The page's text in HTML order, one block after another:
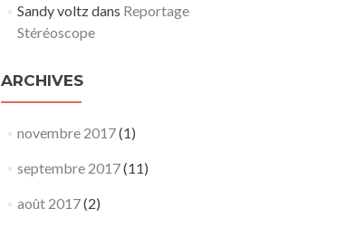
Sandy voltzdans Reportage
Stéréoscope
ARCHIVES
novembre 2017(1)
septembre 2017(11)
août 2017(2)